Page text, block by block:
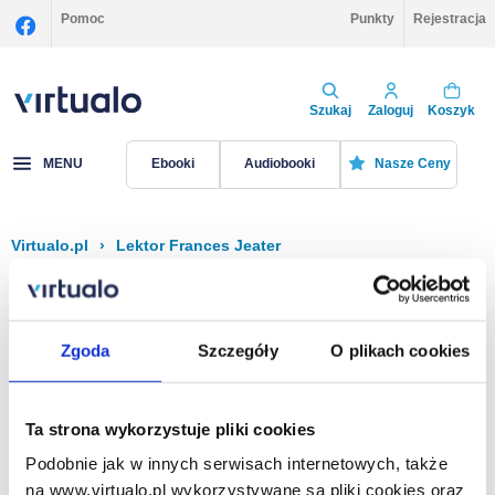
Zgoda Szczegóły O plikach cookies
Ta strona wykorzystuje pliki cookies
Podobnie jak w innych serwisach internetowych, także
na www.virtualo.pl wykorzystywane są pliki cookies oraz
Pomoc Punkty Rejestracja
Szukaj Zaloguj Koszyk
MENU Ebooki Audiobooki Nasze Ceny
Virtualo.pl › Lektor Frances Jeater
Filtruj Sortuj
Na stronie